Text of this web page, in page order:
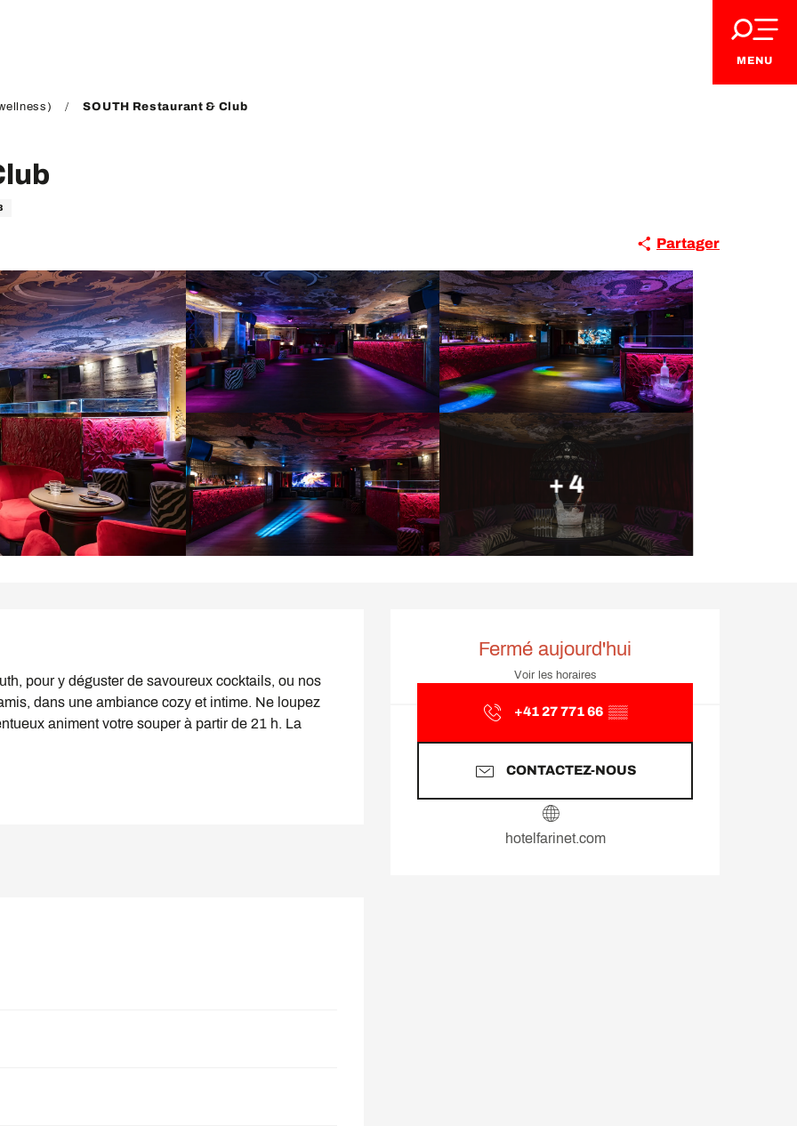
MENU
SOUTH Restaurant & Club
Partager
+ 4
Fermé aujourd'hui
Voir les horaires
+41 27 771 66 ▒▒
CONTACTEZ-NOUS
hotelfarinet.com
pour y déguster de savoureux cocktails, ou nos
dans une ambiance cozy et intime. Ne loupez
animent votre souper à partir de 21 h. La